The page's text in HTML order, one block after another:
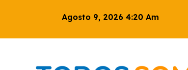
Agosto 9, 2026 4:20 Am